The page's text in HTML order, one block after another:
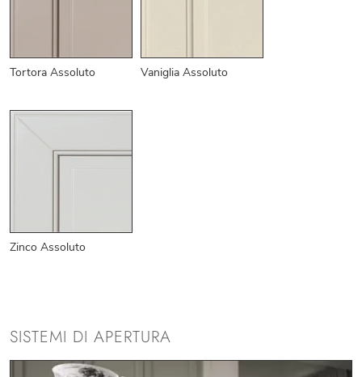
Tortora Assoluto Vaniglia Assoluto
Zinco Assoluto
SISTEMI DI APERTURA